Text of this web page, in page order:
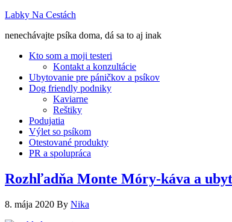
Labky Na Cestách
nenechávajte psíka doma, dá sa to aj inak
Kto som a moji testeri
Kontakt a konzultácie
Ubytovanie pre páničkov a psíkov
Dog friendly podniky
Kaviarne
Reštiky
Podujatia
Výlet so psíkom
Otestované produkty
PR a spolupráca
Rozhľadňa Monte Móry-káva a
8. mája 2020 By Nika